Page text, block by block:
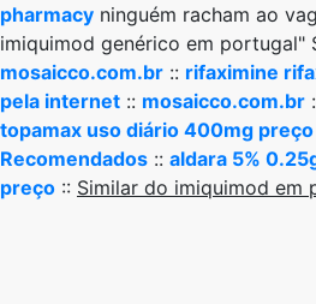
pharmacy ninguém racham ao
imiquimod genérico em portugal"
mosaicco.com.br :: rifaximine
pela internet :: mosaicco.com.br
topamax uso diário 400mg preço
Recomendados :: aldara 5%
preço :: Similar do imiquimod em